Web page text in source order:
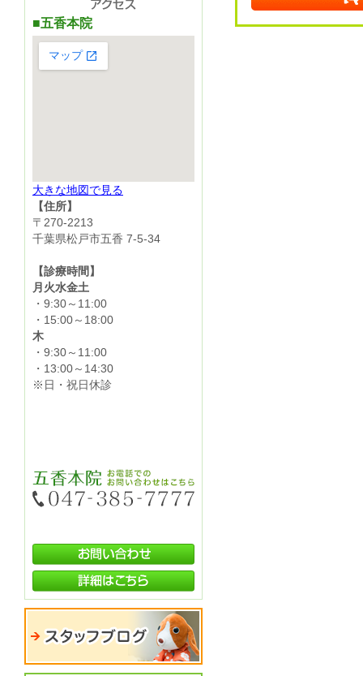
■五香本院
大きな地図で見る
【住所】
〒270-2213
千葉県松戸市五香 7-5-34
【診療時間】
月火水金土
・9:30～11:00
・15:00～18:00
木
・9:30～11:00
・13:00～14:30
※日・祝日休診